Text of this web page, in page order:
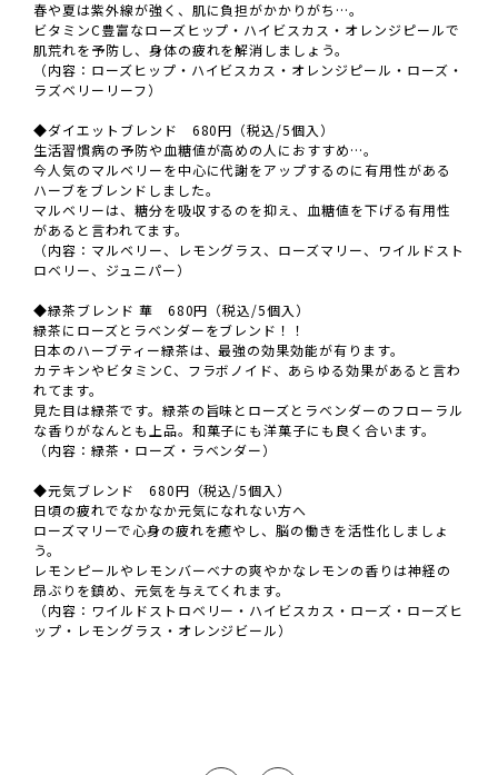
春や夏は紫外線が強く、肌に負担がかかりがち…。
ビタミンC豊富なローズヒップ・ハイビスカス・オレンジピールで
肌荒れを予防し、身体の疲れを解消しましょう。
（内容：ローズヒップ・ハイビスカス・オレンジピール・ローズ・
ラズベリーリーフ）
◆ダイエットブレンド 680円（税込/5個入）
生活習慣病の予防や血糖値が高めの人におすすめ…。
今人気のマルベリーを中心に代謝をアップするのに有用性がある
ハーブをブレンドしました。
マルベリーは、糖分を吸収するのを抑え、血糖値を下げる有用性
があると言われてます。
（内容：マルベリー、レモングラス、ローズマリー、ワイルドスト
ロベリー、ジュニパー）
◆緑茶ブレンド 華 680円（税込/5個入）
緑茶にローズとラベンダーをブレンド！！
日本のハーブティー緑茶は、最強の効果効能が有ります。
カテキンやビタミンC、フラボノイド、あらゆる効果があると言わ
れてます。
見た目は緑茶です。緑茶の旨味とローズとラベンダーのフローラル
な香りがなんとも上品。和菓子にも洋菓子にも良く合います。
（内容：緑茶・ローズ・ラベンダー）
◆元気ブレンド 680円（税込/5個入）
日頃の疲れでなかなか元気になれない方へ
ローズマリーで心身の疲れを癒やし、脳の働きを活性化しましょ
う。
レモンピールやレモンバーベナの爽やかなレモンの香りは神経の
昂ぶりを鎮め、元気を与えてくれます。
（内容：ワイルドストロベリー・ハイビスカス・ローズ・ローズヒ
ップ・レモングラス・オレンジビール）